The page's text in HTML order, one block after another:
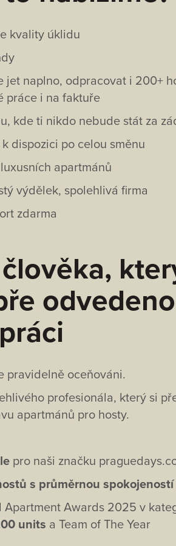
kvality úklidu
jet naplno, odpracovat i 200+
práce i na faktuře
kde ti nikdo nebude stát za
dispozici po celou směnu
apartmánů
výdělek, spolehlivá firma
zdarma
práci
pravidelně oceňováni.
profesionála, který si
apartmánů pro hosty.
pro naši značku
s průměrnou spokojeností
Awards 2025 v
units a Team of The Year